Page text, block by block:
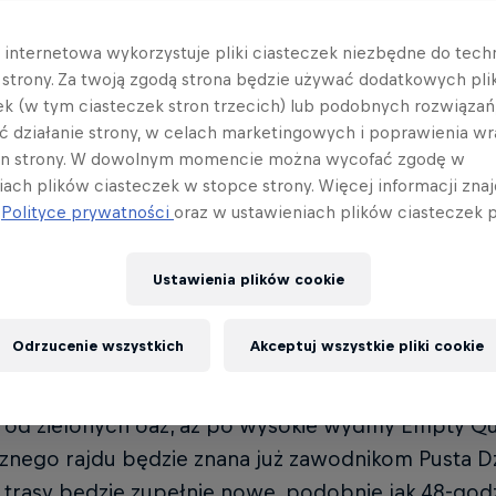
Etap 5 – 10. stycznia
– 11. i 12. stycznia
13 Etap 11 –
14 Etap 12 –
po raz piąty zmierza do Arabii Saudyjskiej,
w historii 48-godzinny etap. Przyjrzyjmy się
Dakar 2024, biegnąca z AlUla do Yanbu nad
liczy łącznie 7891 km z czego 4727 km to
ruszy w głąb Arabii Saudyjskiej
zielonych oaz, aż po wysokie wydmy Empty
rajdu będzie znana już zawodnikom Pusta
internetowa wykorzystuje pliki ciasteczek niezbędne do
strony. Za twoją zgodą strona będzie używać dodatkowych
(w tym ciasteczek stron trzecich) lub podobnych
działanie strony, w celach marketingowych i poprawienia
strony. W dowolnym momencie można wycofać zgodę w
plików ciasteczek w stopce strony. Więcej informacji
Polityce prywatności oraz w ustawieniach plików ciasteczek
Ustawienia plików cookie
Odrzucenie wszystkich Akceptuj wszystkie pliki cookie